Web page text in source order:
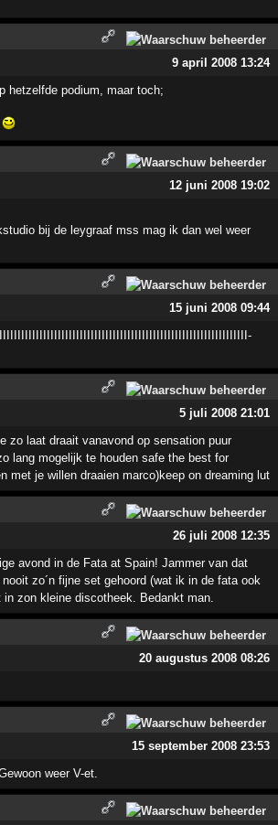
9 april 2008 13:24
hetzelfde podium, maar toch;
12 juni 2008 19:02
bij de leygraaf mss mag ik dan wel weer
15 juni 2008 09:44
5 juli 2008 21:01
zo laat draait vanavond op sensation puur
lang mogelijk te houden safe the best for
met je willen draaien marco)keep on dreaming lut
26 juli 2008 12:35
avond in de Fata at Spain! Jammer van dat
zo´n fijne set gehoord (wat ik in de fata ook
zon kleine discotheek. Bedankt man.
20 augustus 2008 08:26
15 september 2008 23:53
weer V-et.